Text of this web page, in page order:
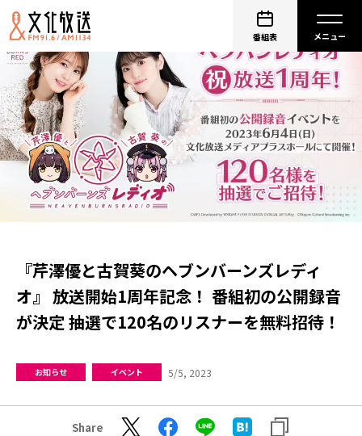
番組表
『芹澤優と古賀葵のヘブンバーンズレディ
オ』 放送開始1周年記念！ 番組初の公開録音
が決定 抽選で120名のリスナーを無料招待！
お知らせ イベント 5/5, 2023
Share